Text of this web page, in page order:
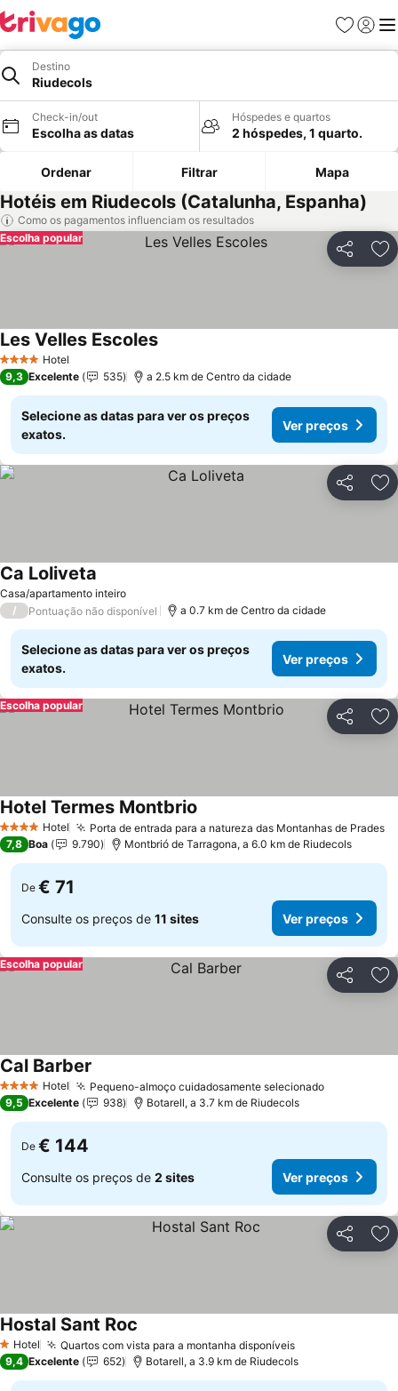
Favoritos
Iniciar
Destino
Riudecols
Check-in/out
Escolha as datas
Hóspedes e quartos
2 hóspedes, 1 quarto.
Ordenar Filtrar Mapa
Hotéis em Riudecols (Catalunha, Espanha)
Como os pagamentos influenciam os resultados
Partilhar
Escolha popular
4 EstrelasHotel
Les Velles EscolesVer preços
9,3 Excelente 535 a 2.5 km de Centro da cidade
Selecione as datas para ver os preços
exatos.
Ver preços
Partilhar
Casa/apartamento inteiro
Ca Loliveta
/ Pontuação não disponível a 0.7 km de Centro da cidade
Selecione as datas para ver os preços
exatos.
Ver preços
Partilhar
Escolha popular
4 EstrelasHotel Porta de entrada para a natureza das Montanhas de Prades
Hotel Termes Montbrio
7,8 Boa 9.790 Montbrió de Tarragona, a 6.0 km de Riudecols
De € 71
Consulte os preços de 11 sites Ver preços
Partilhar
Escolha popular
4 EstrelasHotel Pequeno-almoço cuidadosamente selecionadoVer preços
Cal Barber
9,5 Excelente 938 Botarell, a 3.7 km de Riudecols
De € 144
Consulte os preços de 2 sites Ver preços
Partilhar
1 Estrelas
Hotel Quartos com vista para a montanha disponíveisVer preços
Hostal Sant Roc
9,4 Excelente 652 Botarell, a 3.9 km de Riudecols